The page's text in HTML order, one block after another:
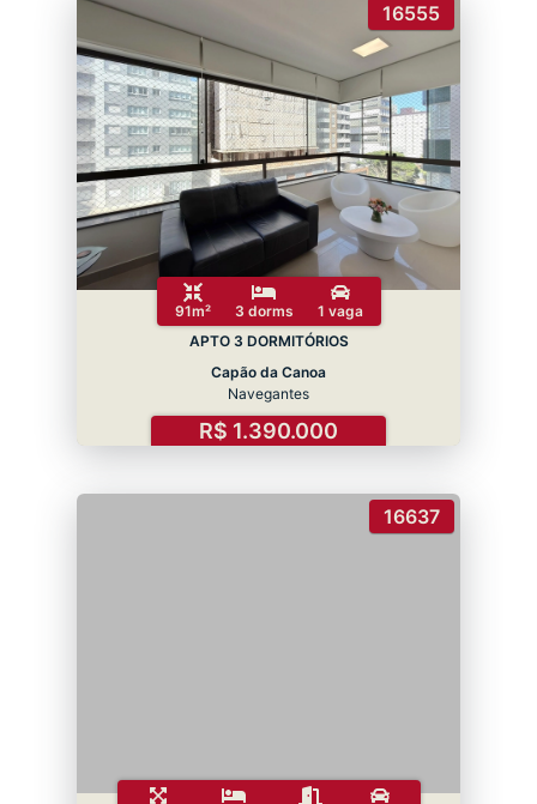
16555
91m² 3 dorms
1 vaga
APTO 3 DORMITÓRIOS
Capão da Canoa
Navegantes
R$ 1.390.000
16637